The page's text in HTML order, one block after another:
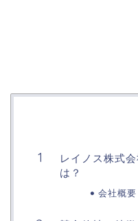
レイノス株式
は？
会社概要